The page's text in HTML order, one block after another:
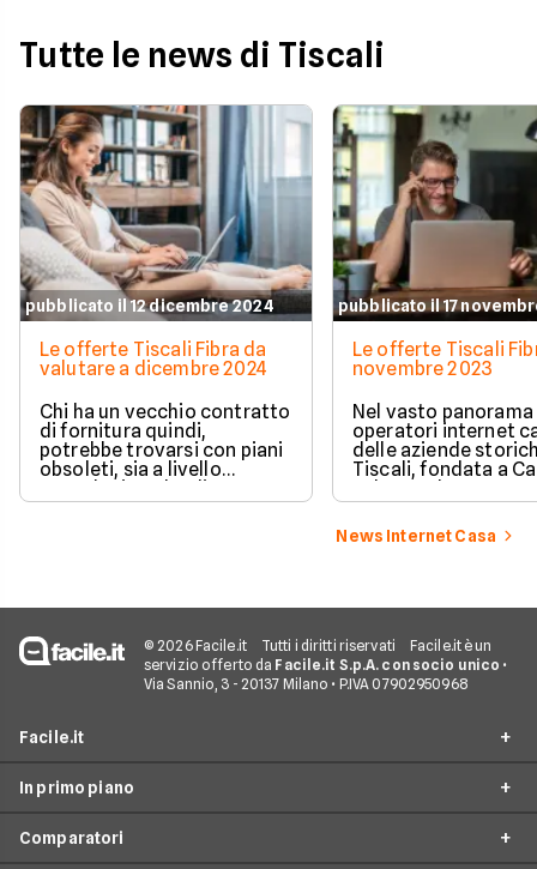
Tutte le news di Tiscali
pubblicato il 12 dicembre 2024
Le offerte Tiscali Fibra da
valutare a dicembre 2024
Chi ha un vecchio contratto
di fornitura quindi,
potrebbe trovarsi con piani
obsoleti, sia a livello
tecnologico che di prezzo. A
chi pensa di cambiare
2024.
pubblicato il 17
Le offerte Tiscali
novembre 2023
Nel vasto
operatori internet
delle aziende
Tiscali, fondata a
nel 1998. Il nostro
approfondimento di
dedicato alle
Tiscali: scopri
News Internet Casa
© 2026 Facile.it Tutti i diritti riservati
Facile.it è un
servizio offerto da Facile.it S.p.A. con socio unico •
Via Sannio, 3 - 20137 Milano • P.IVA 07902950968
Facile.it
Assicurazioni
Prestiti
In primo piano
Offerte Fibra
Comparatori